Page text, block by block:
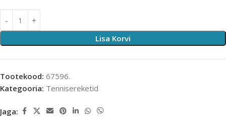
Lisa Korvi
Tootekood: 67596.
Kategooria: Tennisereketid
Jaga: